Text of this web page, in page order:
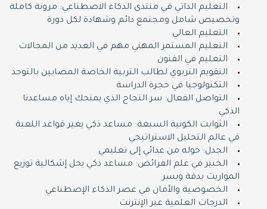
التعليم الذاتي في منتدى الذكاء الاصطناعي: مرونة كاملة
وتخصيص شامل ومجتمع دائم وشهادة لكل دورة
التعليم العالي
التعليم المستمر المهني مهم في العديد من المجالات
التعليم في الفنون
التقويم التربوي لطالب التربية الخاصة المصابين بالتوحد
التكنولوجيا في حجرة الدراسة
التواصل الفعال: سر النجاح الذي يمنحك إياه مساعدنا
الذكي
الثوابت الكونية السبعة: مساعد ذكي يغير قواعد اللعبة
في عالم التحليل الاستراتيجي
الجدل: حوله من عدائي إلى تعليمي
الخبير في علم الفرائض: مساعد ذكي يحل إشكالية توزيع
المواريث بدقة ويسر
الخصوصية والأمان في عصر الذكاء الإصطناعي
الدرجات العلمية عبر الإنترنت